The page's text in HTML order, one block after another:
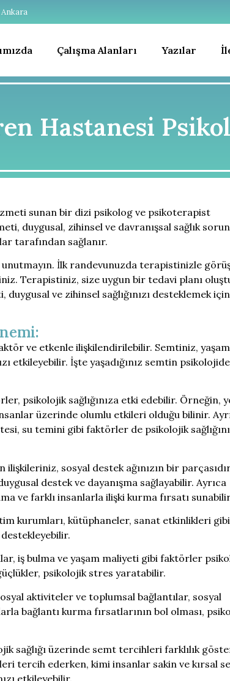
Çalışma Alanları Yazılar
Hastanesi
sunan bir dizi psikolog ve psikoterapist
duygusal, zihinsel ve davranışsal sağlık
tarafından sağlanır.
İlk randevunuzda terapistinizle
Terapistiniz, size uygun bir tedavi planı
ve zihinsel sağlığınızı desteklemek için
ve etkenle ilişkilendirilebilir. Semtiniz, yaşam
etkileyebilir. İşte yaşadığınız semtin
psikolojik sağlığınıza etki edebilir. Örneğin,
üzerinde olumlu etkileri olduğu bilinir.
su temini gibi faktörler de psikolojik
sosyal destek ağınızın bir
destek ve dayanışma sağlayabilir. Ayrıca
ve farklı insanlarla ilişki kurma fırsatı
kurumları, kütüphaneler, sanat etkinlikleri gibi
iş bulma ve yaşam maliyeti gibi faktörler
psikolojik stres yaratabilir.
aktiviteler ve toplumsal bağlantılar, sosyal
bağlantı kurma fırsatlarının bol olması,
sağlığı üzerinde semt tercihleri farklılık
tercih ederken, kimi insanlar sakin ve kırsal